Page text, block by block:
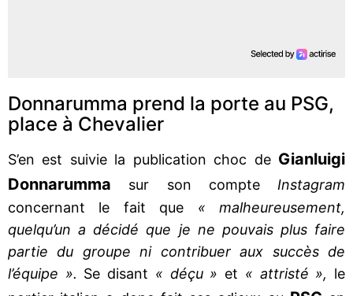
Donnarumma prend la porte au PSG,
place à Chevalier
S’en est suivie la publication choc de Gianluigi
Donnarumma
sur son compte Instagram
concernant le fait que « malheureusement,
quelqu’un a décidé que je ne pouvais plus faire
partie du groupe ni contribuer aux succès de
l’équipe ». Se disant « déçu » et « attristé », le